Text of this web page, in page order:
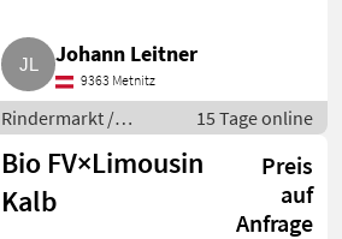
Johann Leitner
9363 Metnitz
Rindermarkt /
Charolais
15 Tage online
Bio FV×Limousin
Kalb
Preis
auf
Anfrage